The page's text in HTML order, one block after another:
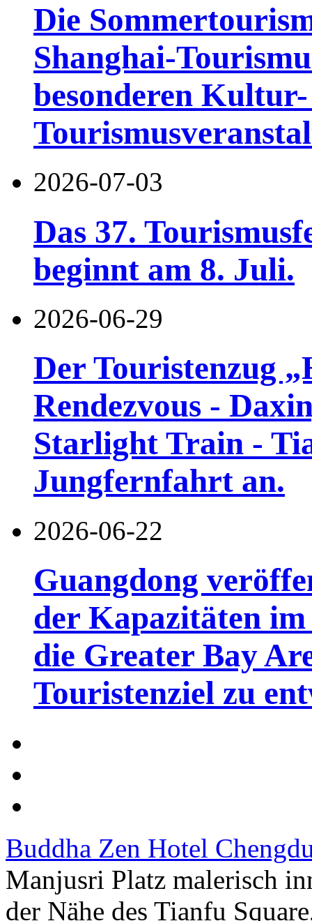
Die
Shanghai-
besonderen
2026-07-03
Das 37.
beginnt am 8. Juli.
2026-06-29
Der Touristenzug
Rendezvous -
Starlight Train -
Jungfernfahrt an.
2026-06-22
Guangdong
der Kapazitäten
die Greater Bay
Touristenziel zu
Buddha Zen Hotel
Manjusri Platz malerisch
der Nähe des Tianfu